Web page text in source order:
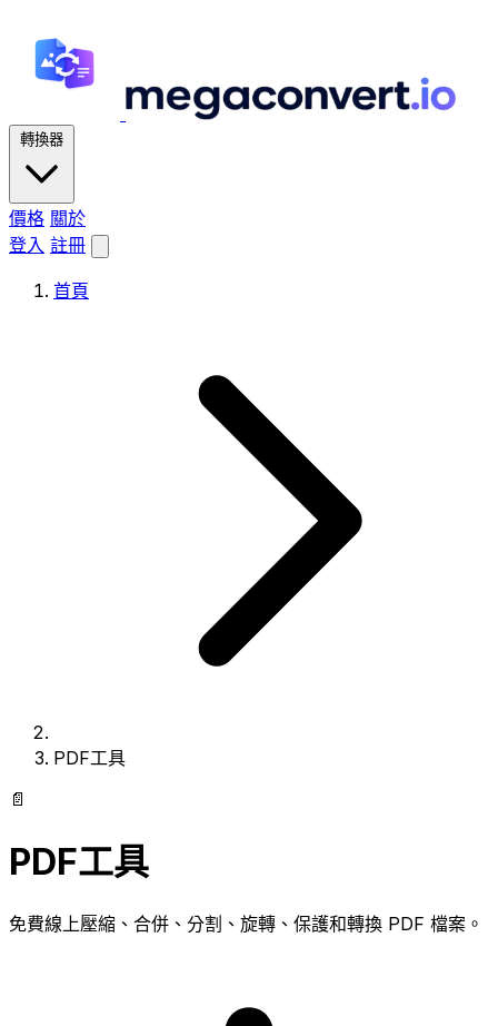
轉換器
價格 關於
登入 註冊
首頁
PDF工具
📄
PDF工具
免費線上壓縮、合併、分割、旋轉、保護和轉換 PDF 檔案。